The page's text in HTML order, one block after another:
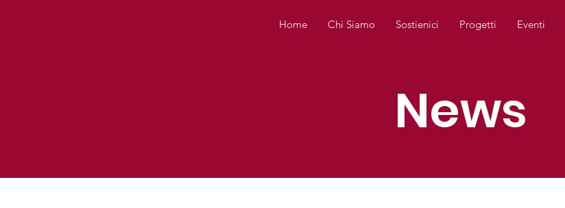
Home Chi Siamo Sostienici Progetti Eventi
News